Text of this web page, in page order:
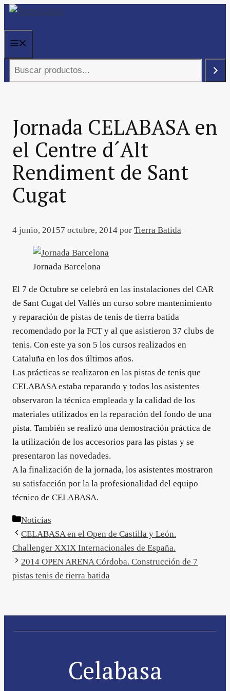
Saltar
contenido
Buscar
Jornada CELABASA en
el Centre d´Alt
Rendiment de Sant
Cugat
4 junio, 20157 octubre, 2014 por Tierra Batida
Jornada Barcelona
El 7 de Octubre se celebró en las instalaciones del CAR
de Sant Cugat del Vallès un curso sobre mantenimiento
y reparación de pistas de tenis de tierra batida
recomendado por la FCT y al que asistieron 37 clubs de
tenis. Con este ya son 5 los cursos realizados en
Cataluña en los dos últimos años.
Las prácticas se realizaron en las pistas de tenis que
CELABASA estaba reparando y todos los asistentes
observaron la técnica empleada y la calidad de los
materiales utilizados en la reparación del fondo de una
pista. También se realizó una demostración práctica de
la utilización de los accesorios para las pistas y se
presentaron las novedades.
A la finalización de la jornada, los asistentes mostraron
su satisfacción por la la profesionalidad del equipo
técnico de CELABASA.
Categorías
Noticias
CELABASA en el Open de Castilla y León.
Challenger XXIX Internacionales de España.
2014 OPEN ARENA Córdoba. Construcción de 7
pistas tenis de tierra batida
Celabasa